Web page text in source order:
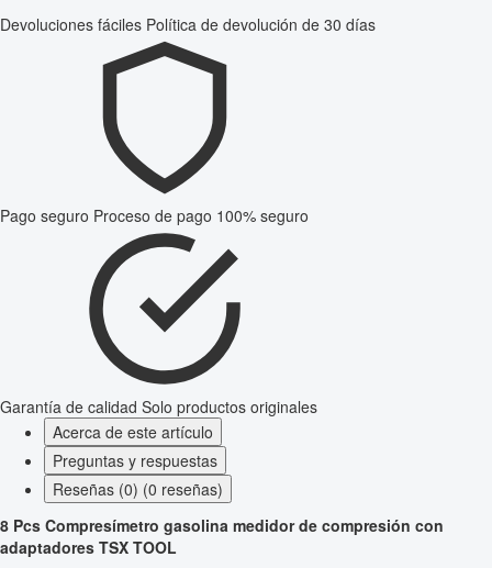
Devoluciones fáciles Política de devolución de 30 días
Pago seguro Proceso de pago 100% seguro
Garantía de calidad Solo productos originales
Acerca de este artículo
Preguntas y respuestas
Reseñas (0) (0 reseñas)
8 Pcs Compresímetro gasolina medidor de compresión con
adaptadores TSX TOOL